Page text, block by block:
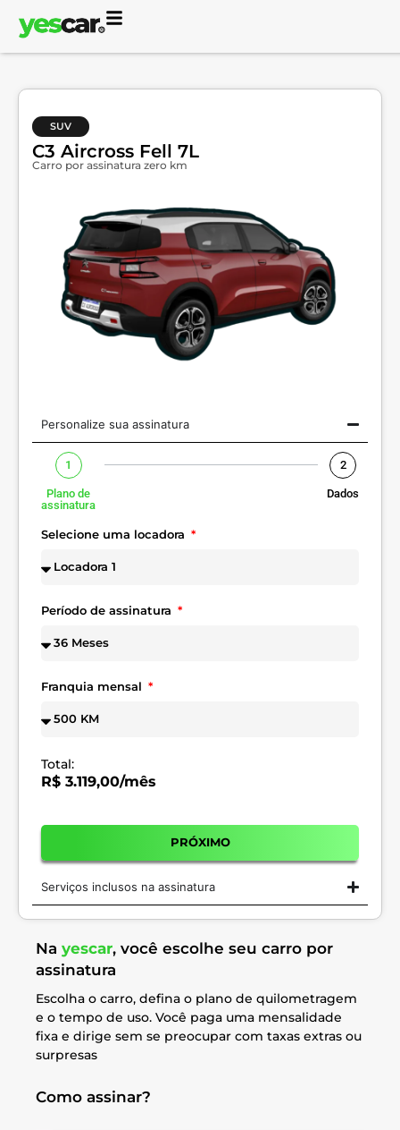
SUV
C3 Aircross Fell 7L
Carro por assinatura zero km
Personalize sua assinatura
1
Plano de
assinatura
2
Dados
Selecione uma locadora
Período de assinatura
Franquia mensal
Total:
R$ 3.119,00/mês
PRÓXIMO
Serviços inclusos na assinatura
Na yescar, você escolhe seu carro por
assinatura
Escolha o carro, defina o plano de quilometragem
e o tempo de uso. Você paga uma mensalidade
fixa e dirige sem se preocupar com taxas extras ou
surpresas
Como assinar?